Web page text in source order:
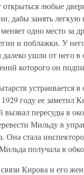
любые
дабы занять
одно место за
и поблажки. У
ушли от него
которого он
устраивается
году ее заметил
пересуды в
Мильду в
Она стала
получала в
Кирова и его